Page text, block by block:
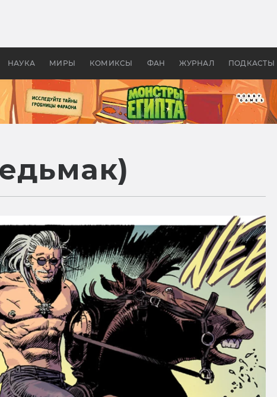
НАУКА МИРЫ КОМИКСЫ ФАН ЖУРНАЛ ПОДКАСТЫ
в России —
бы «Властелина колец»